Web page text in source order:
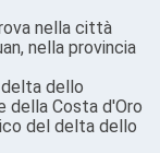
nella città
nella provincia
delta dello
della Costa d'Oro
del delta dello